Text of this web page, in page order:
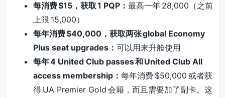
每消费 $15，获取 1 PQP： 最高一年 28,000（之前
上限 15,000）
每年消费 $40,000，获取两张 global Economy
Plus seat upgrades： 可以用来升舱使用
每年 4 United Club passes 和 United Club All
access membership： 每年消费 $50,000 或者获
得 UA Premier Gold 会籍，而且需要加了副卡。这